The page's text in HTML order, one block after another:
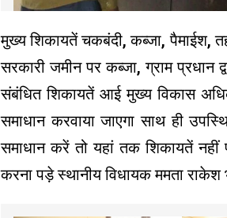
मुख्य शिकायतें चकबंदी, कब्जा, पैमाईश,
सरकारी जमीन पर कब्जा, ग्राम
संबंधित शिकायतें आई मुख्य विकास
समाधान करवाया जाएगा साथ ही
समाधान करें तो यहां तक शिकायतें
करना पड़े स्थानीय विधायक ममता राकेश